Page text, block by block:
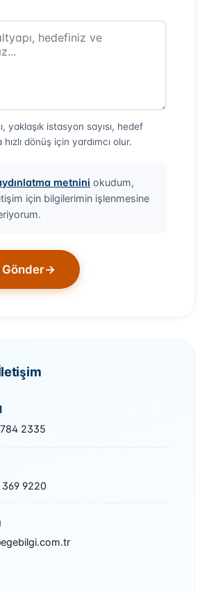
yaklaşık istasyon sayısı, hedef
dönüş için yardımcı olur.
metnini okudum,
için bilgilerimin işlenmesine
→
2335
9220